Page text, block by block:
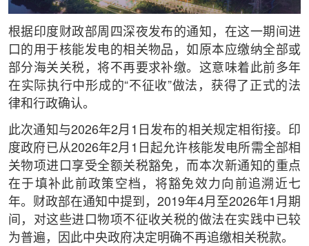
根据印度财政部周四深夜发布的通知，在这一期间进
口的用于核能发电的相关物品，如原本应缴纳全部或
部分海关关税，将不再要求补缴。这意味着此前多年
在实际执行中形成的“不征收”做法，获得了正式的法
律和行政确认。
此次通知与2026年2月1日发布的相关规定相衔接。印
度政府已从2026年2月1日起允许核能发电所需全部相
关物项进口享受全额关税豁免，而本次新通知的重点
在于填补此前政策空档，将豁免效力向前追溯近七
年。财政部在通知中提到，2019年4月至2026年1月期
间，对这些进口物项不征收关税的做法在实践中已较
为普遍，因此中央政府决定明确不再追缴相关税款。